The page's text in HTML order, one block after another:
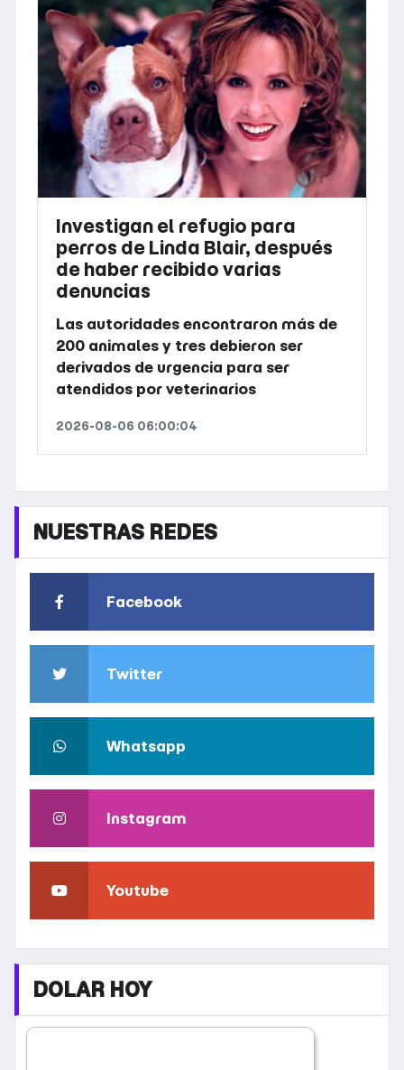
Investigan el refugio para
perros de Linda Blair, después
de haber recibido varias
denuncias
Las autoridades encontraron más de
200 animales y tres debieron ser
derivados de urgencia para ser
atendidos por veterinarios
2026-08-06 06:00:04
NUESTRAS REDES
Facebook
Twitter
Whatsapp
Instagram
Youtube
DOLAR HOY